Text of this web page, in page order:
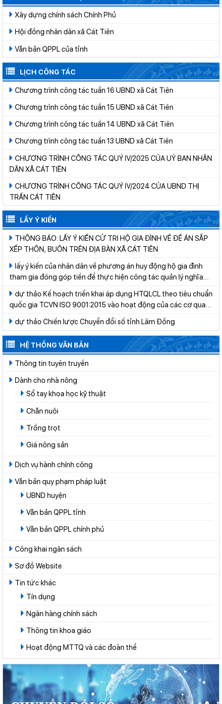
Xây dựng chính sách Chính Phủ
Hội đồng nhân dân xã Cát Tiên
Văn bản QPPL của tỉnh
LỊCH CÔNG TÁC
Chương trình công tác tuần 16 UBND xã Cát Tiên
Chương trình công tác tuần 15 UBND xã Cát Tiên
Chương trình công tác tuần 14 UBND xã Cát Tiên
Chương trình công tác tuần 13 UBND xã Cát Tiên
DÂN XÃ CÁT TIÊN
TRẤN CÁT TIÊN
LẤY Ý KIẾN
XẾP THÔN, BUÔN TRÊN ĐỊA BÀN XÃ CÁT TIÊN
tham gia đóng góp tiền để thực hiện công tác quản lý nghĩa
trang trên địa bàn xã Cát Tiên giai đoạn 2026-2030
quốc gia TCVN ISO 9001:2015 vào hoạt động của các cơ quan,
tổ chức thuộc hệ thống hành chính nhà nước trên địa bàn tỉnh
Lâm Đồng năm 2026
dự thảo Chiến lược Chuyển đổi số tỉnh Lâm Đồng
HỆ THỐNG VĂN BẢN
Thông tin tuyên truyền
Dành cho nhà nông
Sổ tay khoa học kỹ thuật
Chăn nuôi
Trồng trọt
Giá nông sản
Dịch vụ hành chính công
Văn bản quy phạm pháp luật
UBND huyện
Văn bản QPPL tỉnh
Văn bản QPPL chính phủ
Công khai ngân sách
Sơ đồ Website
Tin tức khác
Tín dụng
Ngân hàng chính sách
Thông tin khoa giáo
Hoạt động MTTQ và các đoàn thể